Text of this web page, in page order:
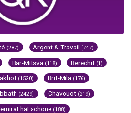
(287) Argent & Travail (747)
Bar-Mitsva (118) Berechit (1)
(1520) Brit-Mila (176)
(2429) Chavouot (219)
haLachone (188)